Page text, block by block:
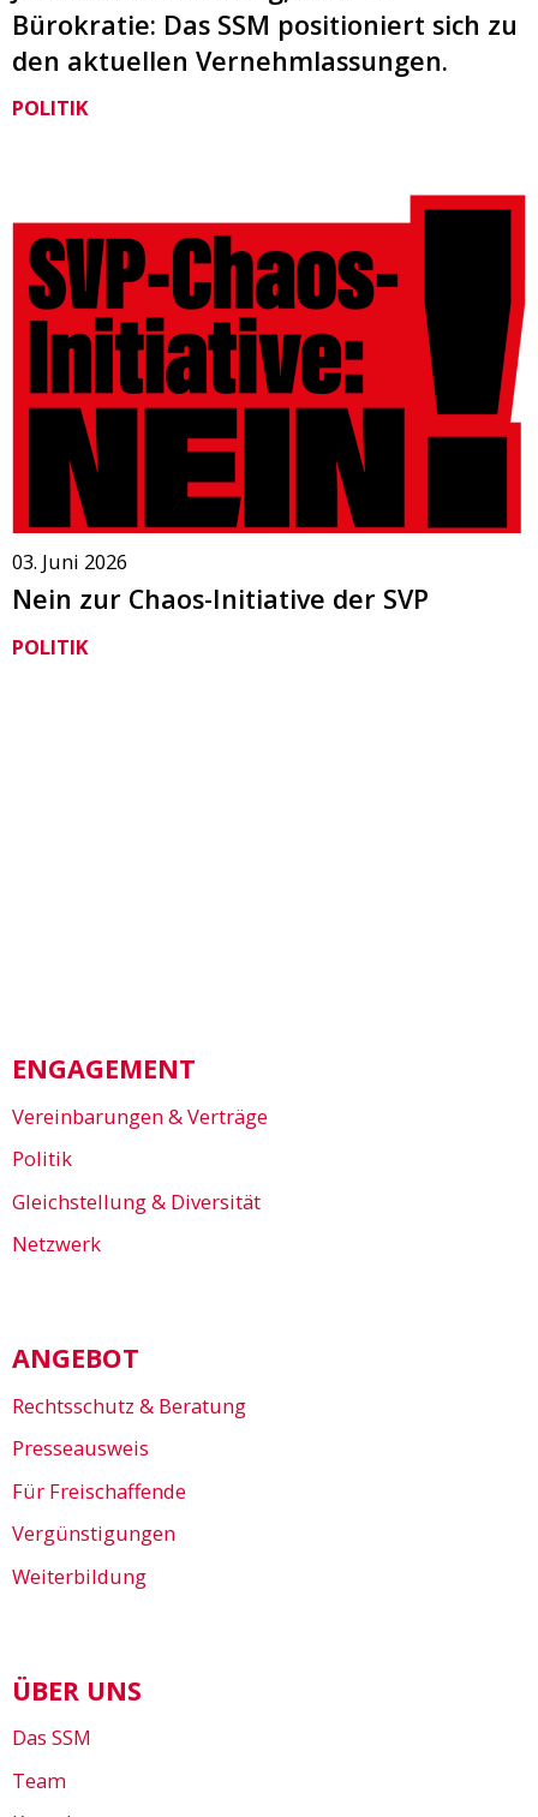
Bürokratie: Das SSM positioniert sich zu
den aktuellen Vernehmlassungen.
POLITIK
03. Juni 2026
Nein zur Chaos-Initiative der SVP
POLITIK
ENGAGEMENT
Vereinbarungen & Verträge
Politik
Gleichstellung & Diversität
Netzwerk
ANGEBOT
Rechtsschutz & Beratung
Presseausweis
Für Freischaffende
Vergünstigungen
Weiterbildung
ÜBER UNS
Das SSM
Team